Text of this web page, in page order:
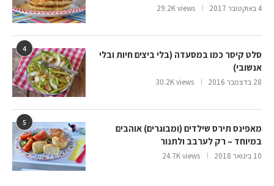
4 באוקטובר 2017 29.2K views
4
סלט קיסר כמו במסעדה (בלי ביצים חיות ובלי
אנשובי)
28 בדצמבר 2016 30.2K views
5
מאפינס תירס שילדים (ומבוגרים) אוהבים
במיוחד – רק לערבב ולתנור
10 בינואר 2018 24.7K views